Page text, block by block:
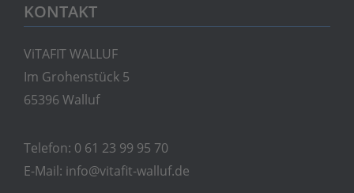
KONTAKT
ViTAFIT WALLUF
Im Grohenstück 5
65396 Walluf
Telefon: 0 61 23 99 95 70
E-Mail: info@vitafit-walluf.de